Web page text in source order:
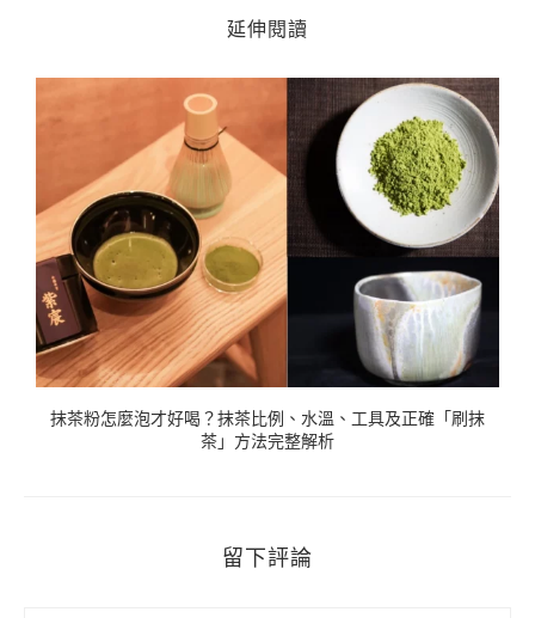
延伸閱讀
抹茶粉怎麼泡才好喝？抹茶比例、水溫、工具及正確「刷抹
茶」方法完整解析
留下評論